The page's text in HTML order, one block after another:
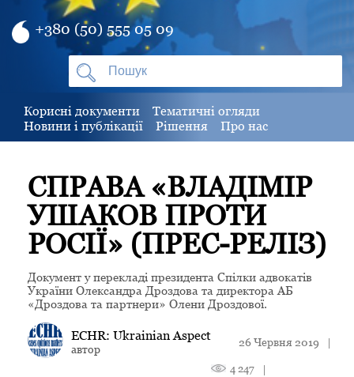
+380 (50) 555 05 09
Корисні документи
Тематичні огляди
Новини і публікації
Рішення Про нас
СПРАВА «ВЛАДІМІР
УШАКОВ ПРОТИ
РОСІЇ» (ПРЕС-РЕЛІЗ)
Документ у перекладі президента Спілки адвокатів
України Олександра Дроздова та директора АБ
«Дроздова та партнери» Олени Дроздової.
ECHR: Ukrainian Aspect
автор
26 Червня 2019 |
4 247
|